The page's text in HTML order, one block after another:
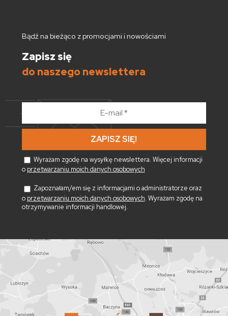
Bądź na bieżąco z promocjami i nowościami
Zapisz się
do naszego newslettera
*
Wyrażam zgodę na wysyłkę newslettera. Więcej informacji
o przetwarzaniu moich danych osobowych
Zapoznałam/em się z informacjami o administratorze oraz
o przetwarzaniu moich danych osobowych. Wyrażam zgodę na
otrzymywanie informacji handlowej.